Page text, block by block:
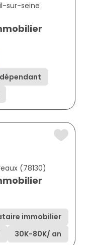
sur-seine
(78130)
immobilier
30K-80K/ an